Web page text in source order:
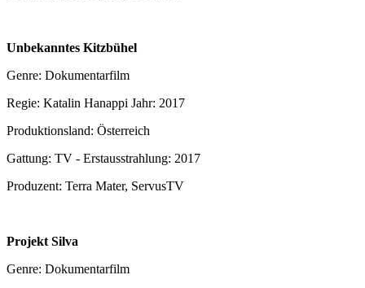
Unbekanntes Kitzbühel
Genre: Dokumentarfilm
Regie: Katalin Hanappi Jahr: 2017
Produktionsland: Österreich
Gattung: TV - Erstausstrahlung: 2017
Produzent: Terra Mater, ServusTV
Projekt Silva
Genre: Dokumentarfilm